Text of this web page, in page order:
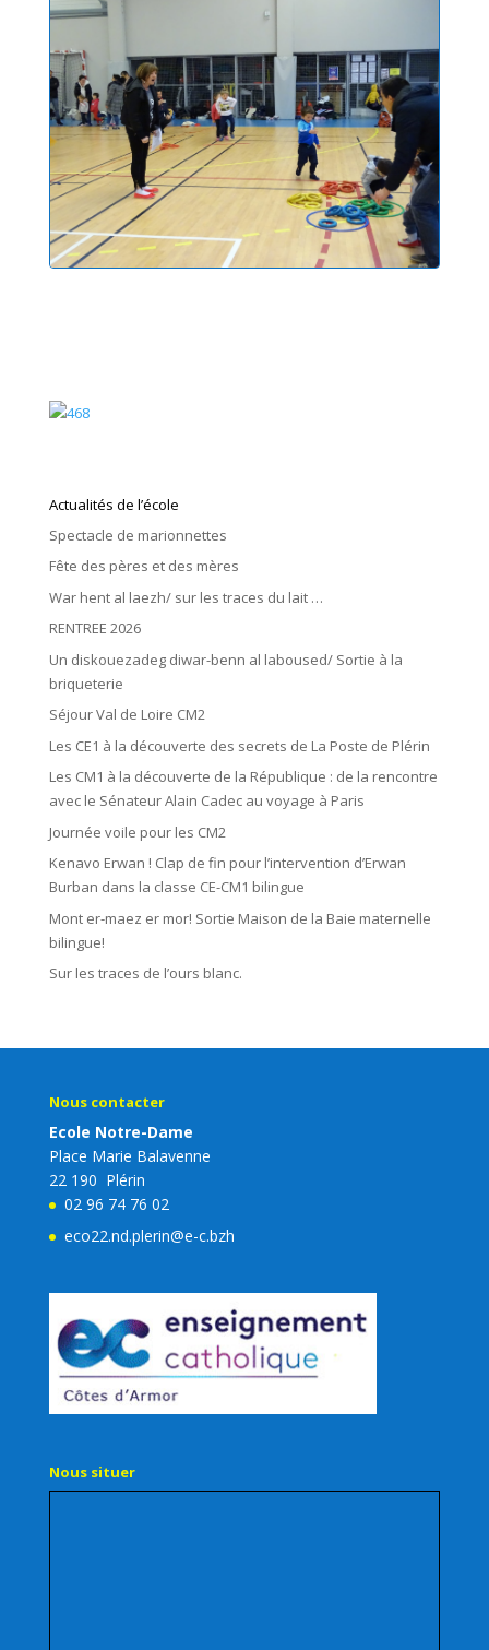
Actualités de l’école
Spectacle de marionnettes
Fête des pères et des mères
War hent al laezh/ sur les traces du lait …
RENTREE 2026
Un diskouezadeg diwar-benn al laboused/ Sortie à la
briqueterie
Séjour Val de Loire CM2
Les CE1 à la découverte des secrets de La Poste de Plérin
Les CM1 à la découverte de la République : de la rencontre
avec le Sénateur Alain Cadec au voyage à Paris
Journée voile pour les CM2
Kenavo Erwan ! Clap de fin pour l’intervention d’Erwan
Burban dans la classe CE-CM1 bilingue
Mont er-maez er mor! Sortie Maison de la Baie maternelle
bilingue!
Sur les traces de l’ours blanc.
Nous contacter
Ecole Notre-Dame
Place Marie Balavenne
22 190 Plérin
02 96 74 76 02
eco22.nd.plerin@e-c.bzh
Nous situer